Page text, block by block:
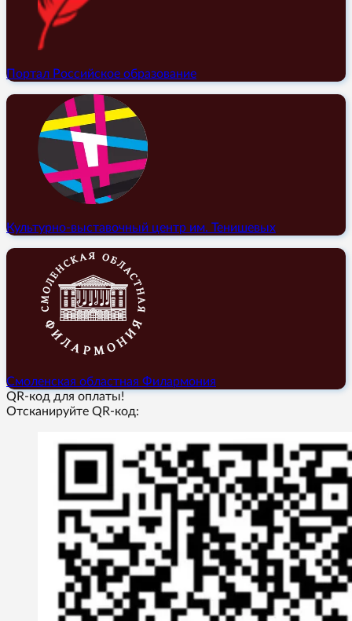
Портал Российское образование
Культурно-выставочный центр им. Тенишевых
Смоленская областная Филармония
QR-код для оплаты!
Отсканируйте QR-код: